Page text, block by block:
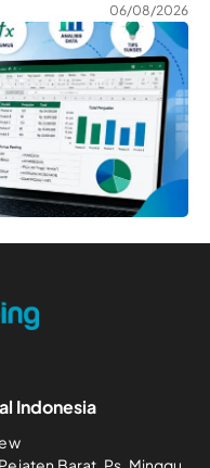
06/08/2026
Indonesia